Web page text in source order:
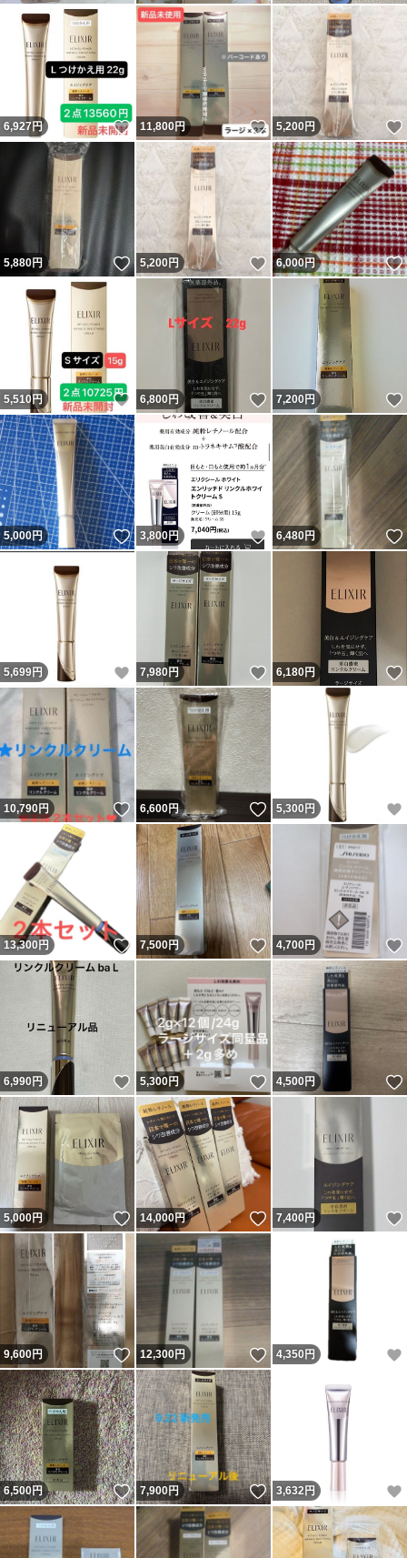
6,927円 いいね！
11,800円 いいね！
5,200円
5,880円 いいね！
5,200円 いいね！
6,000円
5,510円 いいね！
6,800円 いいね！
7,200円
5,000円 いいね！
3,800円 いいね！
6,480円
5,699円 いいね！
7,980円 いいね！
6,180円
10,790円 いいね！
6,600円 いいね！
5,300 円
13,300 円 いいね！
7,500円 いいね！
4,700円
6,990円 いいね！
5,300円 いいね！
4,500円
5,000円 いいね！
14,000円 いいね！
7,400円
9,600円 いいね！
12,300円 いいね！
4,350 円
6,500円 いいね！
7,900円 いいね！
3,632円